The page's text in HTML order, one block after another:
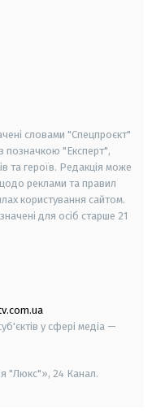
словами "Спецпроєкт"
позначкою "Експерт",
та героїв. Редакція може
реклами та правил
користування сайтом.
для осіб старше 21
у сфері медіа —
"Люкс"», 24 Канал.